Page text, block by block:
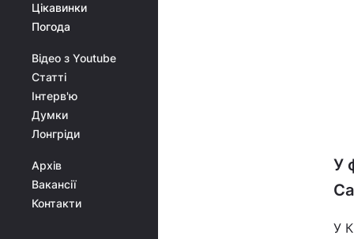
Цікавинки
Погода
Відео з Youtube
Статті
Інтерв'ю
Думки
Лонгріди
Архів
Вакансії
Контакти
У
У